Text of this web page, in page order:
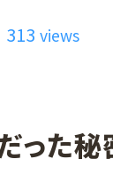
313 views
った